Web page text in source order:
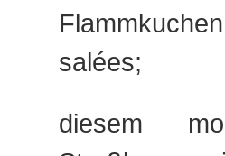
salées;
diesem